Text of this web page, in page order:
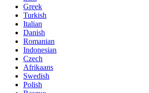
Greek
Turkish
Italian
Danish
Romanian
Indonesian
Czech
Afrikaans
Swedish
Polish